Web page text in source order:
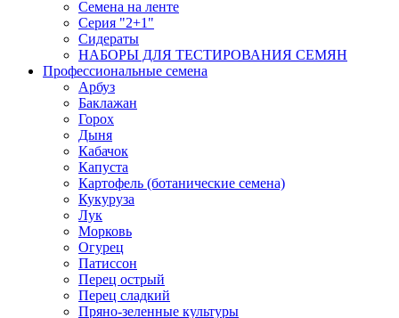
Семена на ленте
Серия "2+1"
Сидераты
НАБОРЫ ДЛЯ ТЕСТИРОВАНИЯ СЕМЯН
Профессиональные семена
Арбуз
Баклажан
Горох
Дыня
Кабачок
Капуста
Картофель (ботанические семена)
Кукуруза
Лук
Морковь
Огурец
Патиссон
Перец острый
Перец сладкий
Пряно-зеленные культуры